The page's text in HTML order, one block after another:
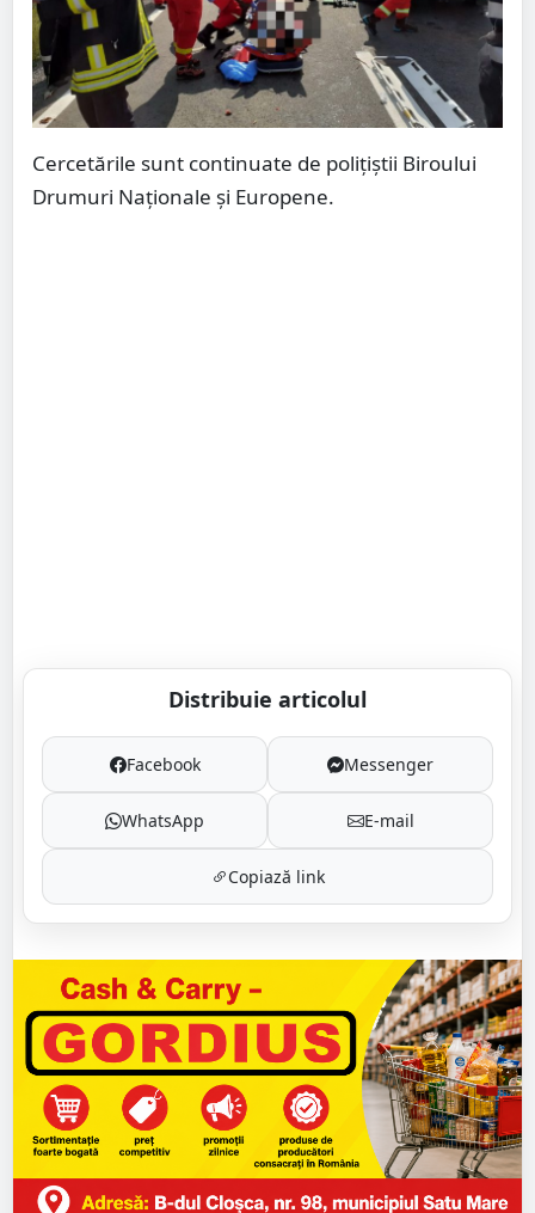
Cercetările sunt continuate de poliţiştii Biroului
Drumuri Naţionale şi Europene.
Distribuie articolul
Facebook Messenger
WhatsApp E-mail
Copiază link